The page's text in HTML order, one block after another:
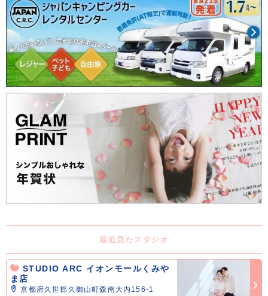
最近見たスタジオ
STUDIO ARC イオンモールくみや
ま店
京都府久世郡久御山町森南大内156-1